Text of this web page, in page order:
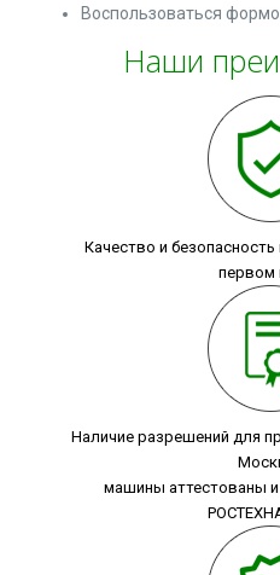
Воспользоваться
Наши
Качество и
первом
Наличие разрешений для
машины аттестованы